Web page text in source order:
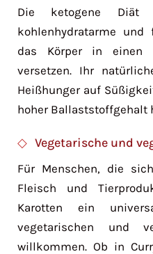
Die ketogene
kohlenhydratarme und
das Körper in einen
versetzen. Ihr
Heißhunger auf
hoher Ballaststoffgehalt
Vegetarische und
Für Menschen, die
Fleisch und
Karotten ein
vegetarischen und
willkommen. Ob in